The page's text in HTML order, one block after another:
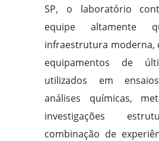
SP, o laboratório
equipe altamente
infraestrutura moderna,
equipamentos de
utilizados em
análises químicas,
investigações
combinação de